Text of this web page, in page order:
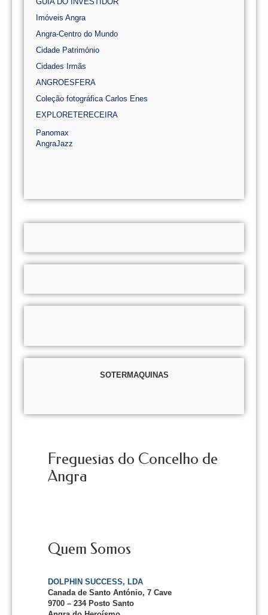
Imóveis Angra
Angra-Centro do Mundo
Cidade Património
Cidades Irmãs
ANGROESFERA
Coleção fotográfica Carlos Enes
EXPLORETERECEIRA
Panomax
AngraJazz
SOTERMAQUINAS
Freguesias do Concelho de
Angra
Quem Somos
DOLPHIN SUCCESS, LDA
Canada de Santo António, 7 Cave
9700 – 234 Posto Santo